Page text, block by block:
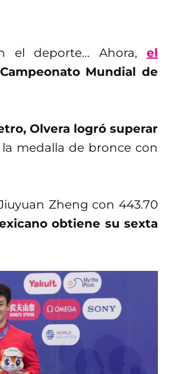
el deporte… Ahora, el
Mundial de
Olvera logró superar
medalla de bronce con
Zheng con 443.70
obtiene su sexta